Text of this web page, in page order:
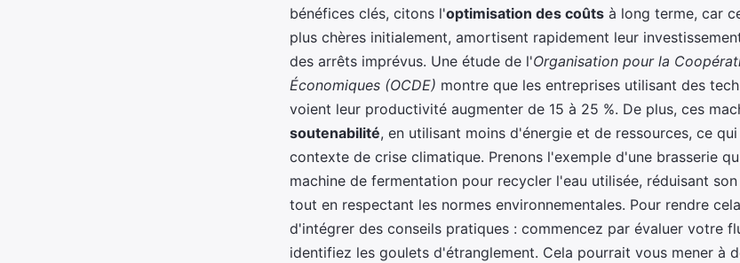
bénéfices clés, citons l'optimisation des coûts à long terme, car
plus chères initialement, amortisent rapidement leur
des arrêts imprévus. Une étude de l'Organisation pour la
Économiques (OCDE) montre que les entreprises utilisant des
voient leur productivité augmenter de 15 à 25 %. De plus, ces
soutenabilité, en utilisant moins d'énergie et de ressources, ce
contexte de crise climatique. Prenons l'exemple d'une brasserie
machine de fermentation pour recycler l'eau utilisée, réduisant
tout en respectant les normes environnementales. Pour rendre
d'intégrer des conseils pratiques : commencez par évaluer votre
identifiez les goulets d'étranglement. Cela pourrait vous mener à